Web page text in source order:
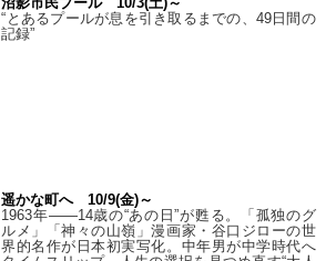
“とあるプールが息を引き取るまでの、49日間の
記録”
遥かな町へ 10/9(金)～
1963年――14歳の“あの日”が甦る。「孤独のグ
ルメ」「神々の山嶺」漫画家・谷口ジローの世
界的名作が日本初実写化。中年男が中学時代へ